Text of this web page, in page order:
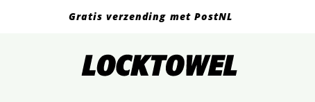
Gratis verzending met PostNL